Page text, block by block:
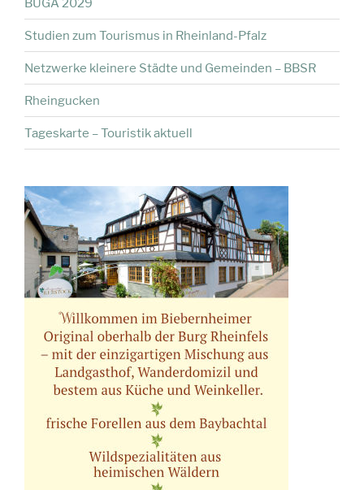
BUGA 2029
Studien zum Tourismus in Rheinland-Pfalz
Netzwerke kleinere Städte und Gemeinden – BBSR
Rheingucken
Tageskarte – Touristik aktuell